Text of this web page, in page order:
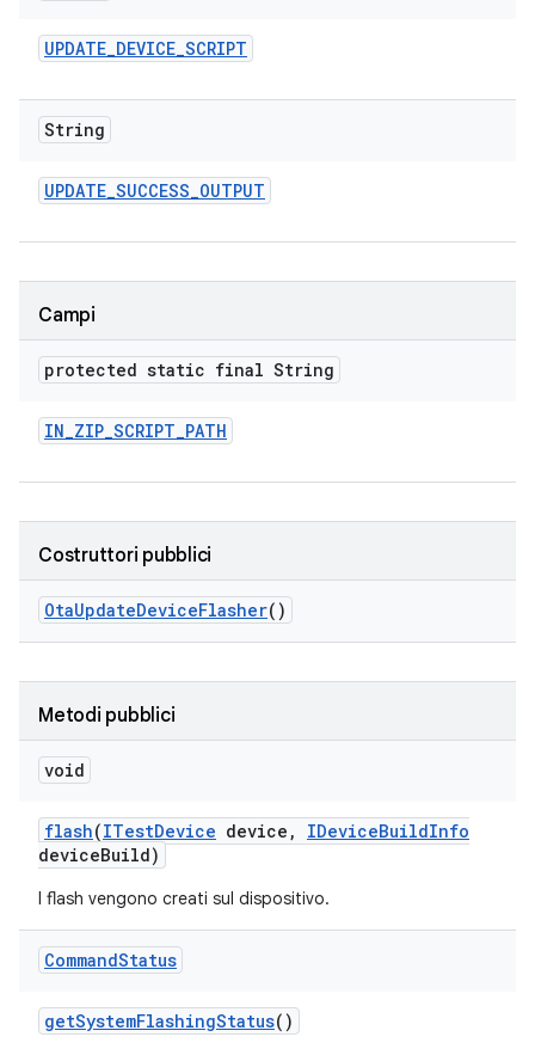
UPDATE_DEVICE_SCRIPT
String
UPDATE_SUCCESS_OUTPUT
Campi
protected static final String
IN_ZIP_SCRIPT_PATH
Costruttori pubblici
OtaUpdateDeviceFlasher()
Metodi pubblici
void
flash(ITestDevice device , IDeviceBuildInfo
deviceBuild)
I flash vengono creati sul dispositivo.
CommandStatus
getSystemFlashingStatus()